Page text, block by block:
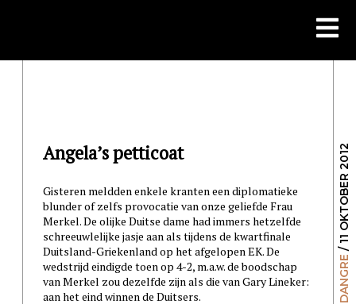
/ 11 OKTOBER 2012
Angela’s petticoat
Gisteren meldden enkele kranten een diplomatieke
blunder of zelfs provocatie van onze geliefde Frau
Merkel. De olijke Duitse dame had immers hetzelfde
schreeuwlelijke jasje aan als tijdens de kwartfinale
Duitsland-Griekenland op het afgelopen EK. De
wedstrijd eindigde toen op 4-2, m.a.w. de boodschap
van Merkel zou dezelfde zijn als die van Gary Lineker:
aan het eind winnen de Duitsers.